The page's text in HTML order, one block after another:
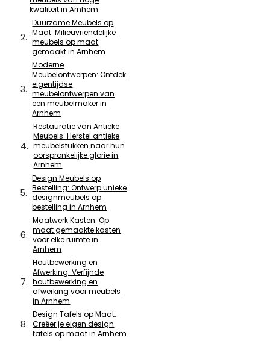
kwaliteit in Arnhem
Duurzame Meubels op
Maat: Milieuvriendelijke
meubels op maat
gemaakt in Arnhem
Moderne
Meubelontwerpen: Ontdek
eigentijdse
meubelontwerpen van
een meubelmaker in
Arnhem
Restauratie van Antieke
Meubels: Herstel antieke
meubelstukken naar hun
oorspronkelijke glorie in
Arnhem
Design Meubels op
Bestelling: Ontwerp unieke
designmeubels op
bestelling in Arnhem
Maatwerk Kasten: Op
maat gemaakte kasten
voor elke ruimte in
Arnhem
Houtbewerking en
Afwerking: Verfijnde
houtbewerking en
afwerking voor meubels
in Arnhem
Design Tafels op Maat:
Creëer je eigen design
tafels op maat in Arnhem